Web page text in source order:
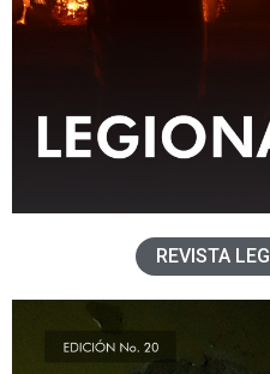
REVISTA